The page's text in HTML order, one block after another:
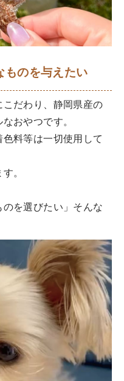
ものを与えたい
だわり、静岡県産の
おやつです。
料等は一切使用して
。
を選びたい」そんな